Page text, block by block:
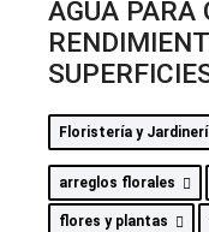
AGUA PARA
Floristería y
arreglos florales
flores y plantas